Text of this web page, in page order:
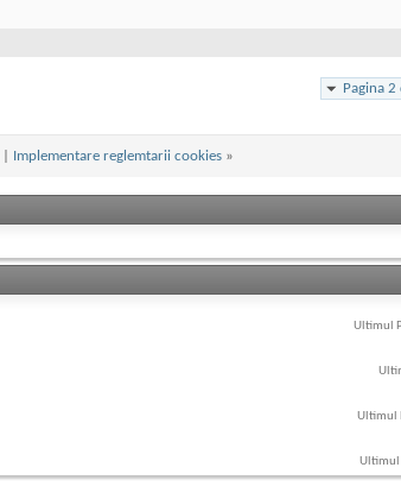
Pagina 2
Implementare reglemtarii cookies »
Ultimul
Ultimul
Ultimul